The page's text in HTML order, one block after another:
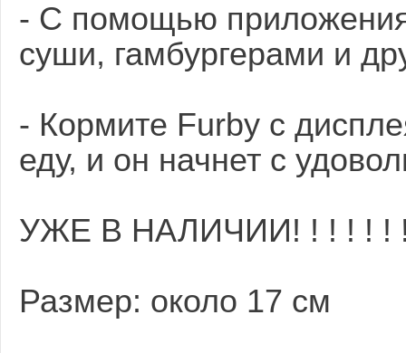
- С помощью
суши, гамбургерами и
- Кормите Furby с
еду, и он начнет с
УЖЕ В НАЛИЧИИ! ! ! ! ! !
Размер: около 17 см